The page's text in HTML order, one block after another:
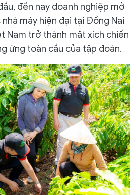
đến nay doanh nghiệp mở
máy hiện đại tại Đồng Nai
Nam trở thành mắt xích chiến
ứng toàn cầu của tập đoàn.